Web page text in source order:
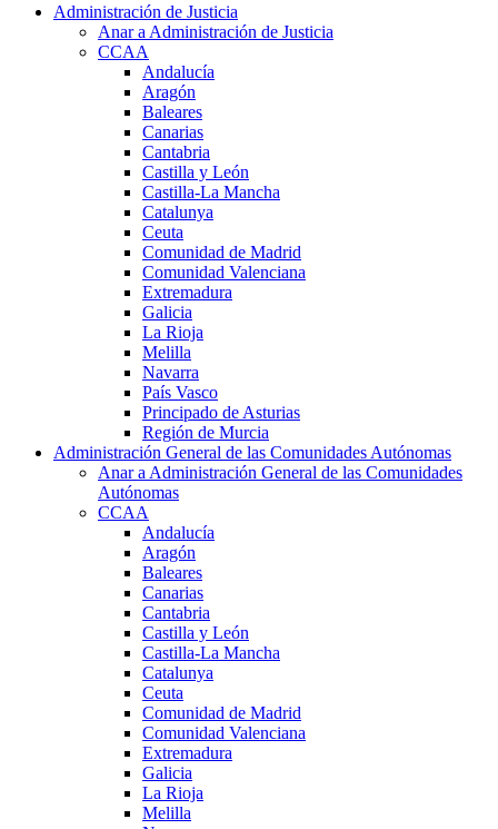
Administración de Justicia
Anar a Administración de Justicia
CCAA
Andalucía
Aragón
Baleares
Canarias
Cantabria
Castilla y León
Castilla-La Mancha
Catalunya
Ceuta
Comunidad de Madrid
Comunidad Valenciana
Extremadura
Galicia
La Rioja
Melilla
Navarra
País Vasco
Principado de Asturias
Región de Murcia
Administración General de las Comunidades Autónomas
Anar a Administración General de las Comunidades
Autónomas
CCAA
Andalucía
Aragón
Baleares
Canarias
Cantabria
Castilla y León
Castilla-La Mancha
Catalunya
Ceuta
Comunidad de Madrid
Comunidad Valenciana
Extremadura
Galicia
La Rioja
Melilla